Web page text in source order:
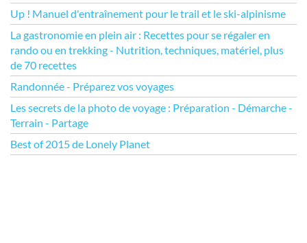
Up ! Manuel d'entraînement pour le trail et le ski-alpinisme
La gastronomie en plein air : Recettes pour se régaler en
rando ou en trekking - Nutrition, techniques, matériel, plus
de 70 recettes
Randonnée - Préparez vos voyages
Les secrets de la photo de voyage : Préparation - Démarche -
Terrain - Partage
Best of 2015 de Lonely Planet